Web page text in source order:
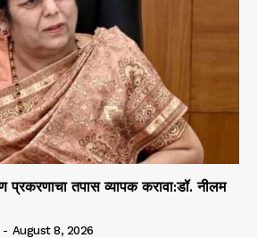
प्रकरणाचा तपास व्यापक करावा:डॉ. नीलम
- August 8, 2026